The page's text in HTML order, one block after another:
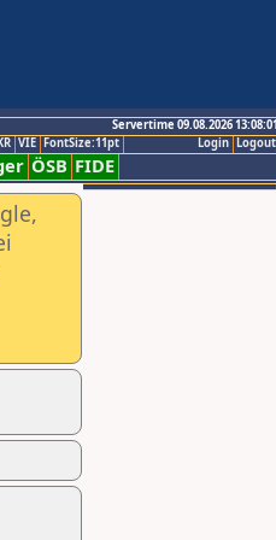
Servertime 09.08.2026 13:08:01
Logout
Login
VIE FontSize:11pt
ÖSB FIDE